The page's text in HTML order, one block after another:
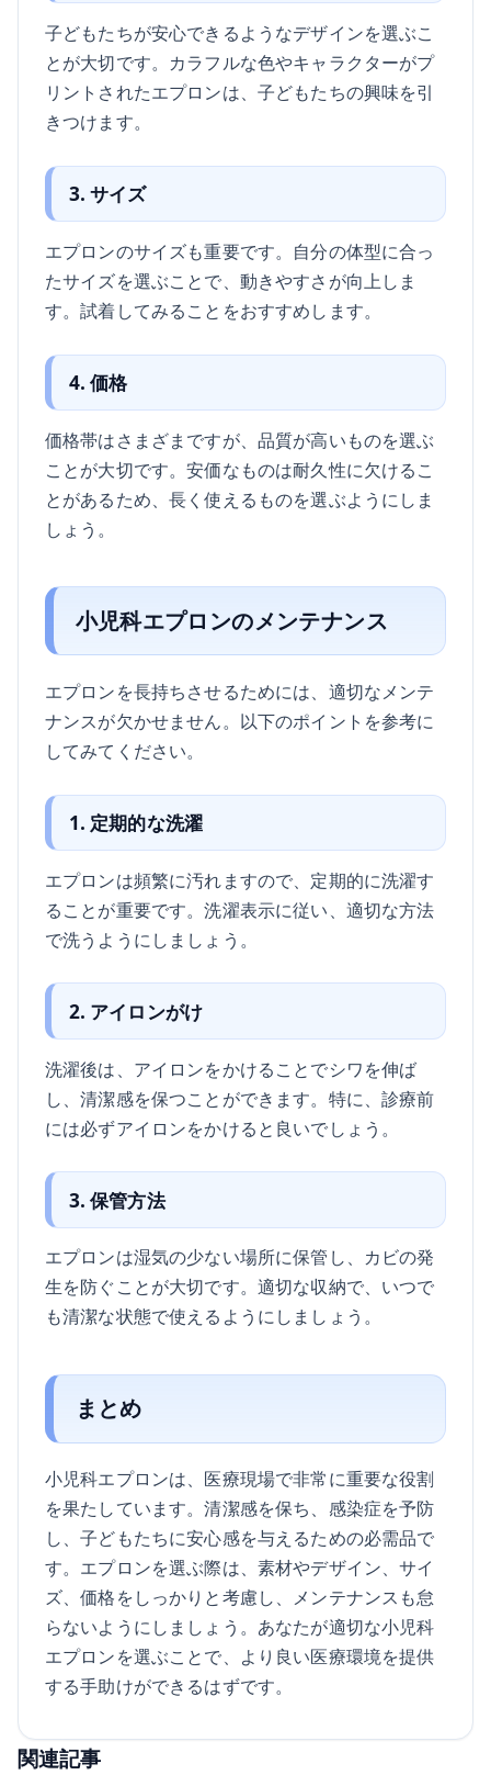
子どもたちが安心できるようなデザインを選ぶこ
とが大切です。カラフルな色やキャラクターがプ
リントされたエプロンは、子どもたちの興味を引
きつけます。
3. サイズ
エプロンのサイズも重要です。自分の体型に合っ
たサイズを選ぶことで、動きやすさが向上しま
す。試着してみることをおすすめします。
4. 価格
価格帯はさまざまですが、品質が高いものを選ぶ
ことが大切です。安価なものは耐久性に欠けるこ
とがあるため、長く使えるものを選ぶようにしま
しょう。
小児科エプロンのメンテナンス
エプロンを長持ちさせるためには、適切なメンテ
ナンスが欠かせません。以下のポイントを参考に
してみてください。
1. 定期的な洗濯
エプロンは頻繁に汚れますので、定期的に洗濯す
ることが重要です。洗濯表示に従い、適切な方法
で洗うようにしましょう。
2. アイロンがけ
洗濯後は、アイロンをかけることでシワを伸ば
し、清潔感を保つことができます。特に、診療前
には必ずアイロンをかけると良いでしょう。
3. 保管方法
エプロンは湿気の少ない場所に保管し、カビの発
生を防ぐことが大切です。適切な収納で、いつで
も清潔な状態で使えるようにしましょう。
まとめ
小児科エプロンは、医療現場で非常に重要な役割
を果たしています。清潔感を保ち、感染症を予防
し、子どもたちに安心感を与えるための必需品で
す。エプロンを選ぶ際は、素材やデザイン、サイ
ズ、価格をしっかりと考慮し、メンテナンスも怠
らないようにしましょう。あなたが適切な小児科
エプロンを選ぶことで、より良い医療環境を提供
する手助けができるはずです。
関連記事